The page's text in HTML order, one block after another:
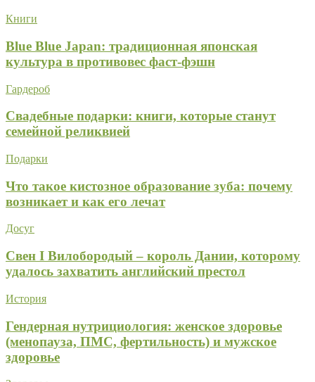
Книги
Blue Blue Japan: традиционная японская
культура в противовес фаст-фэшн
Гардероб
Свадебные подарки: книги, которые станут
семейной реликвией
Подарки
Что такое кистозное образование зуба: почему
возникает и как его лечат
Досуг
Свен I Вилобородый – король Дании, которому
удалось захватить английский престол
История
Гендерная нутрициология: женское здоровье
(менопауза, ПМС, фертильность) и мужское
здоровье